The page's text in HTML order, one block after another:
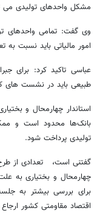
مشکل واحدهای تولیدی می
وی گفت: تمامی واحدهای
امور مالیاتی باید نسبت
عباسی تاکید کرد: برای
طبیعی باید در نشست های
استاندار چهارمحال و
بانک‌ها محدود است و
تولیدی پرداخت شود.
گفتنی است، تعدادی از
چهارمحال و بختیاری به
برای بررسی بیشتر به
اقتصاد مقاومتی کشور